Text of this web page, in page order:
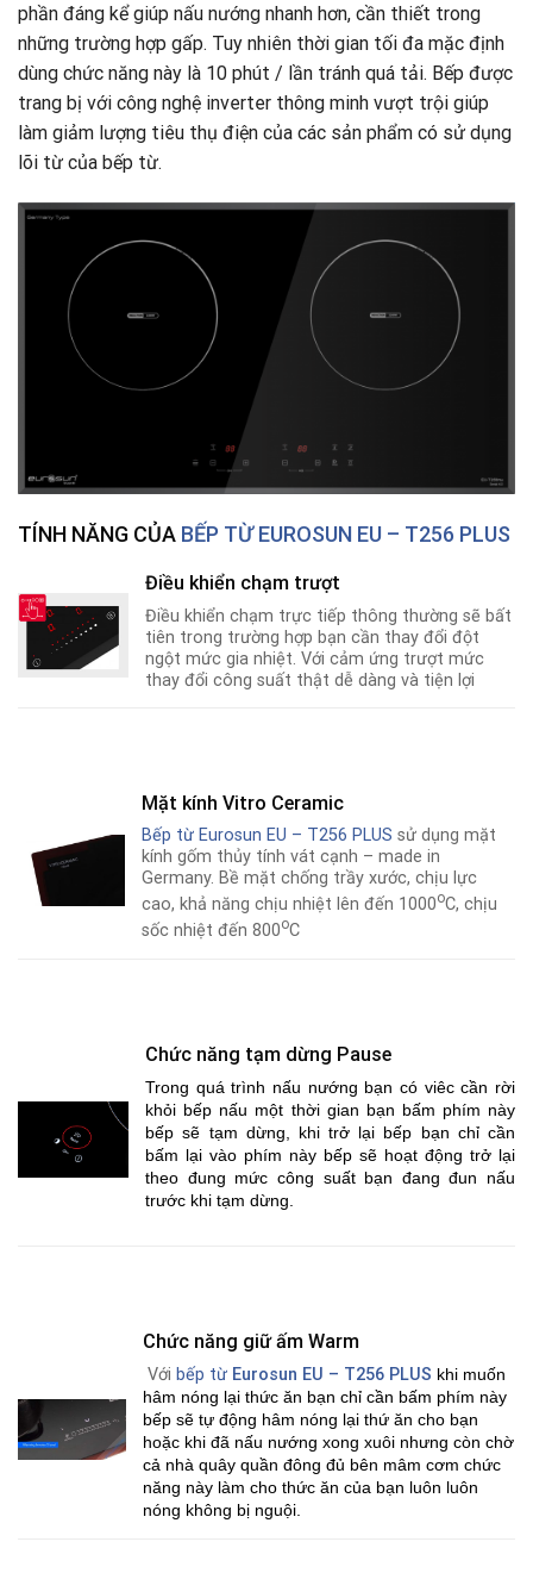
phần đáng kể giúp nấu nướng nhanh hơn, cần thiết trong
những trường hợp gấp. Tuy nhiên thời gian tối đa mặc định
dùng chức năng này là 10 phút / lần tránh quá tải. Bếp được
trang bị với công nghệ inverter thông minh vượt trội giúp
làm giảm lượng tiêu thụ điện của các sản phẩm có sử dụng
lõi từ của bếp từ.
TÍNH NĂNG CỦA BẾP TỪ EUROSUN EU – T256 PLUS
Điều khiển chạm trượt
Điều khiển chạm trực tiếp thông thường sẽ bất
tiên trong trường hợp bạn cần thay đổi đột
ngột mức gia nhiệt. Với cảm ứng trượt mức
thay đổi công suất thật dễ dàng và tiện lợi
Mặt kính Vitro Ceramic
Bếp từ Eurosun EU – T256 PLUS sử dụng mặt
kính gốm thủy tính vát cạnh – made in
Germany. Bề mặt chống trầy xước, chịu lực
cao, khả năng chịu nhiệt lên đến 1000oC, chịu
sốc nhiệt đến 800oC
Chức năng tạm dừng Pause
Trong quá trình nấu nướng bạn có viêc cần rời
khỏi bếp nấu một thời gian bạn bấm phím này
bếp sẽ tạm dừng, khi trở lại bếp bạn chỉ cần
bấm lại vào phím này bếp sẽ hoạt động trở lại
theo đung mức công suất bạn đang đun nấu
trước khi tạm dừng.
Chức năng giữ ấm Warm
Với bếp từ Eurosun EU – T256 PLUS khi muốn
hâm nóng lại thức ăn bạn chỉ cần bấm phím này
bếp sẽ tự động hâm nóng lại thứ ăn cho bạn
hoặc khi đã nấu nướng xong xuôi nhưng còn chờ
cả nhà quây quần đông đủ bên mâm cơm chức
năng này làm cho thức ăn của bạn luôn luôn
nóng không bị nguội.